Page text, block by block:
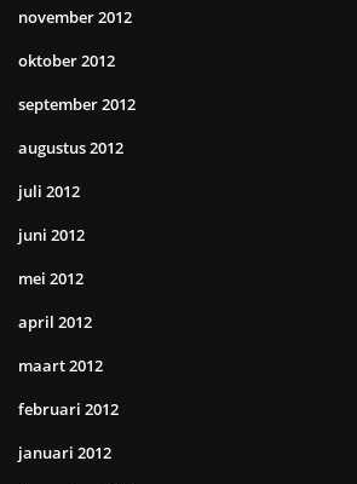
november 2012
oktober 2012
september 2012
augustus 2012
juli 2012
juni 2012
mei 2012
april 2012
maart 2012
februari 2012
januari 2012